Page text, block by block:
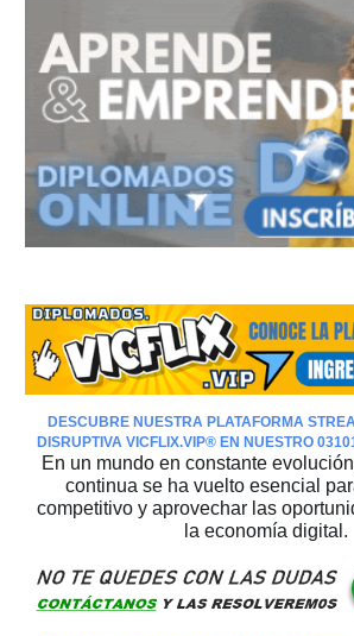
DESCUBRE NUESTRA PLATAFORMA
DISRUPTIVA VICFLIX.VIP®️ EN NUESTRO
En un mundo en constante
continua se ha vuelto esencial
competitivo y aprovechar las
la economía digital.